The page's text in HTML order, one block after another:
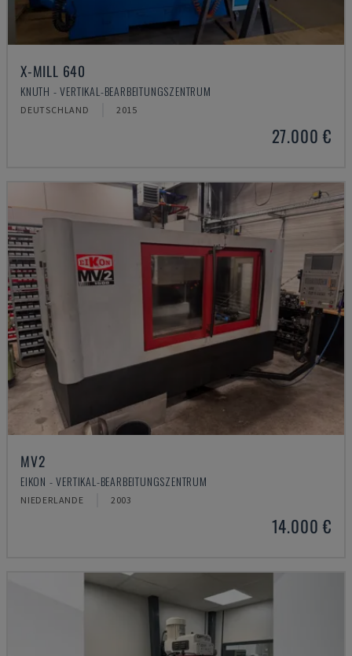
X-MILL 640
KNUTH - VERTIKAL-BEARBEITUNGSZENTRUM
DEUTSCHLAND 2015
27.000 €
MV2
EIKON - VERTIKAL-BEARBEITUNGSZENTRUM
NIEDERLANDE 2003
14.000 €